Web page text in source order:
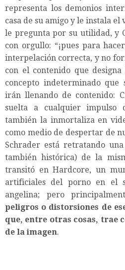
representa los demonios
casa de su amigo y le instala el
le pregunta por su utilidad, y
con orgullo: “¡pues para
interpelación correcta, y no
con el contenido que designa
concepto indeterminado que
irán llenando de contenido:
suelta a cualquier impulso
también la inmortaliza en
como medio de despertar de
Schrader está retratando
también histórica) de la
transitó en Hardcore, un
artificiales del porno en el
angelina; pero
peligros o distorsiones de
que, entre otras cosas, trae
de la imagen.